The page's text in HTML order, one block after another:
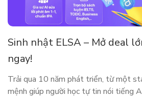
Sinh nhật ELSA – Mở deal
ngay!
Trải qua 10 năm phát triển, từ một
mệnh giúp người học tự tin nói tiếng